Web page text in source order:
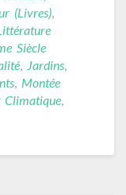
(livres),
Siècle
, Jardins,
, Montée
Climatique,